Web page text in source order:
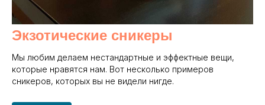
Экзотические сникеры
Мы любим делаем нестандартные и эффектные вещи,
которые нравятся нам. Вот несколько примеров
сникеров, которых вы не видели нигде.